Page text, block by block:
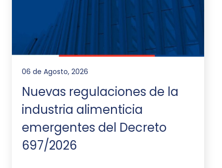
06 de Agosto, 2026
Nuevas regulaciones de la
industria alimenticia
emergentes del Decreto
697/2026